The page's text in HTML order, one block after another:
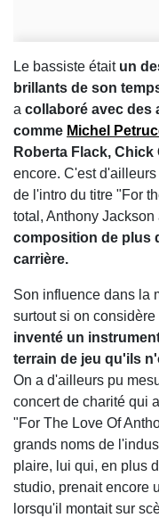
Le bassiste était un
brillants de son
a collaboré avec des
comme Michel
Roberta Flack, Chick
encore. C'est
de l'intro du titre "For
total, Anthony Jackson
composition de plus
carrière.
Son influence dans la
surtout si on
inventé un
terrain de jeu qu'ils
On a d'ailleurs pu
concert de charité qui
"For The Love Of
grands noms de
plaire, lui qui, en plus
studio, prenait encore
lorsqu'il montait sur